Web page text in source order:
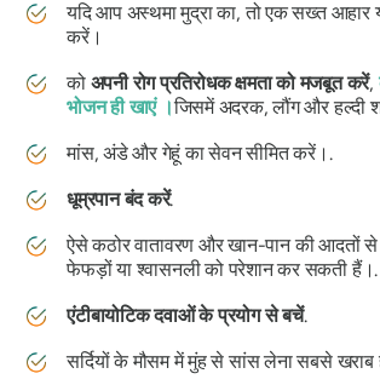
यदि आप अस्थमा मुद्रा का, तो एक सख्त आहार
करें।
को अपनी रोग प्रतिरोधक क्षमता को मजबूत करें,
भोजनही खाएं ।जिसमें अदरक, लौंग और हल्दी
मांस, अंडे और गेहूं का सेवन सीमित करें।.
धूम्रपान बंद करें.
ऐसे कठोर वातावरण और खान-पान की आदतों
फेफड़ों या श्वासनली को परेशान कर सकती हैं।.
एंटीबायोटिक दवाओं के प्रयोग से बचें.
सर्दियों के मौसम में मुंह से सांस लेना सबसे खराब